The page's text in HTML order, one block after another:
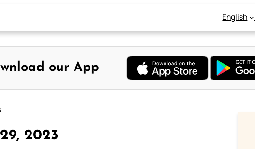
English
our App
2023